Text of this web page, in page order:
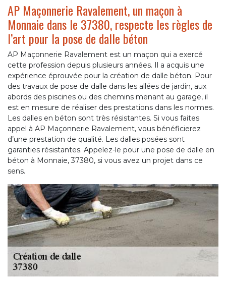
AP Maçonnerie Ravalement, un maçon à
Monnaie dans le 37380, respecte les règles de
l’art pour la pose de dalle béton
AP Maçonnerie Ravalement est un maçon qui a exercé
cette profession depuis plusieurs années. Il a acquis une
expérience éprouvée pour la création de dalle béton. Pour
des travaux de pose de dalle dans les allées de jardin, aux
abords des piscines ou des chemins menant au garage, il
est en mesure de réaliser des prestations dans les normes.
Les dalles en béton sont très résistantes. Si vous faites
appel à AP Maçonnerie Ravalement, vous bénéficierez
d’une prestation de qualité. Les dalles posées sont
garanties résistantes. Appelez-le pour une pose de dalle en
béton à Monnaie, 37380, si vous avez un projet dans ce
sens.